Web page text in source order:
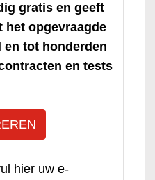
gratis en geeft
het opgevraagde
tot honderden
en tests
hier uw e-